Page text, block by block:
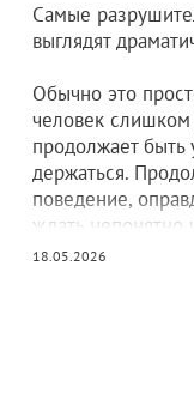
Самые
выглядят
Обычно это
человек слишком
продолжает
держаться.
поведение,
ждать непонятно
18.05.2026